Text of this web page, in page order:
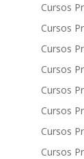
Cursos
Cursos
Cursos
Cursos
Cursos
Cursos
Cursos
Cursos